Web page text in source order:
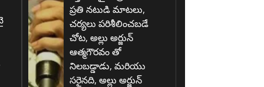
ప్రతి నటుడి మాటలు,
చర్యలు పరిశీలించబడే
చోట, అల్లు అర్జున్
ఆత్మగౌరవం తో
నిలబడ్డాడు, మరియు
సరైనది, అల్లు అర్జున్